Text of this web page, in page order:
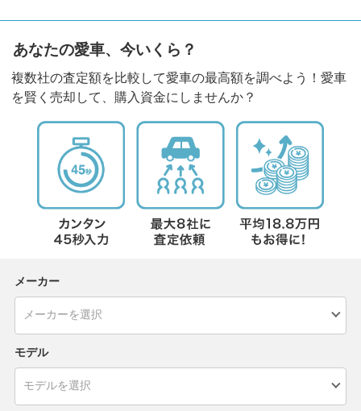
あなたの愛車、今いくら？
複数社の査定額を比較して愛車の最高額を調べよう！愛車
を賢く売却して、購入資金にしませんか？
メーカー
モデル